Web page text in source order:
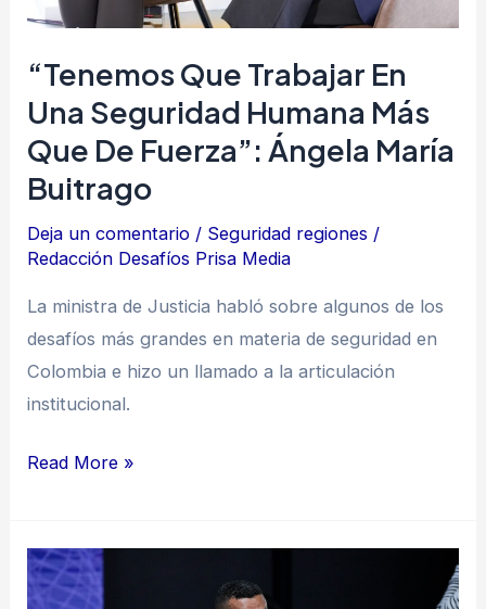
“Tenemos Que Trabajar En
Una Seguridad Humana Más
Que De Fuerza”: Ángela María
Buitrago
Deja un comentario / Seguridad regiones /
Redacción Desafíos Prisa Media
La ministra de Justicia habló sobre algunos de los
desafíos más grandes en materia de seguridad en
Colombia e hizo un llamado a la articulación
institucional.
de
Ángela
María
Buitrago
Read More »
Las
disputas